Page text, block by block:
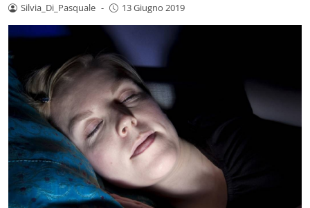
Silvia_Di_Pasquale - 13 Giugno 2019